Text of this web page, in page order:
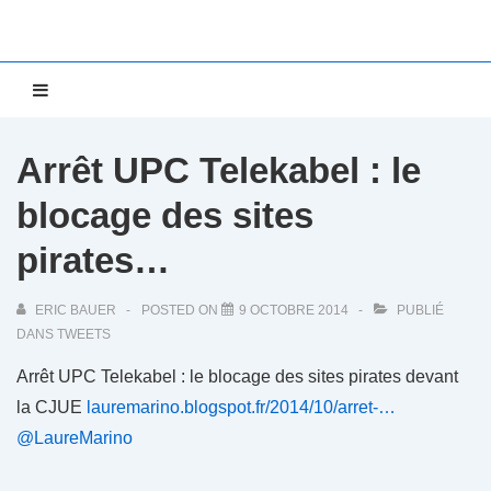
Arrêt UPC Telekabel : le
blocage des sites
pirates…
ERIC BAUER POSTED ON 9 OCTOBRE 2014
PUBLIÉ
DANS TWEETS
Arrêt UPC Telekabel : le blocage des sites pirates devant
la CJUE lauremarino.blogspot.fr/2014/10/arret-…
@LaureMarino